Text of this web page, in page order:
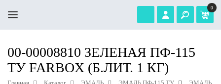
0
00-00008810 ЗЕЛЕНАЯ ПФ-115
ТУ FARBOX (Б.ЛИТ. 1 КГ)